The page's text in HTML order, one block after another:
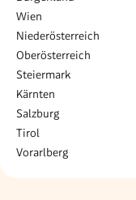
Wien
Niederösterreich
Oberösterreich
Steiermark
Kärnten
Salzburg
Tirol
Vorarlberg